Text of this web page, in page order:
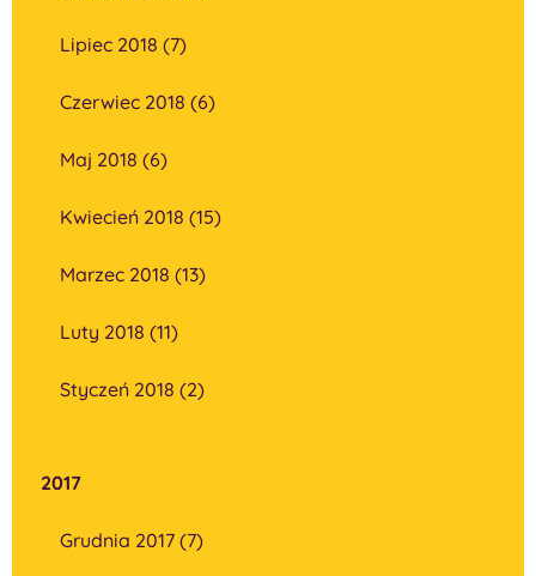
Lipiec 2018 (7)
Czerwiec 2018 (6)
Maj 2018 (6)
Kwiecień 2018 (15)
Marzec 2018 (13)
Luty 2018 (11)
Styczeń 2018 (2)
2017
Grudnia 2017 (7)